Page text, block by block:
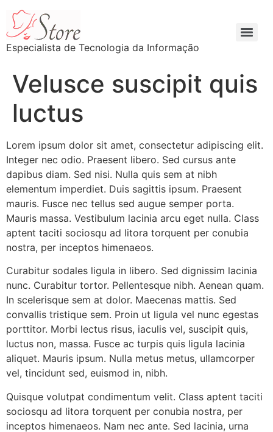
Especialista de Tecnologia da Informação
Velusce suscipit quis
luctus
Lorem ipsum dolor sit amet, consectetur adipiscing elit.
Integer nec odio. Praesent libero. Sed cursus ante
dapibus diam. Sed nisi. Nulla quis sem at nibh
elementum imperdiet. Duis sagittis ipsum. Praesent
mauris. Fusce nec tellus sed augue semper porta.
Mauris massa. Vestibulum lacinia arcu eget nulla. Class
aptent taciti sociosqu ad litora torquent per conubia
nostra, per inceptos himenaeos.
Curabitur sodales ligula in libero. Sed dignissim lacinia
nunc. Curabitur tortor. Pellentesque nibh. Aenean quam.
In scelerisque sem at dolor. Maecenas mattis. Sed
convallis tristique sem. Proin ut ligula vel nunc egestas
porttitor. Morbi lectus risus, iaculis vel, suscipit quis,
luctus non, massa. Fusce ac turpis quis ligula lacinia
aliquet. Mauris ipsum. Nulla metus metus, ullamcorper
vel, tincidunt sed, euismod in, nibh.
Quisque volutpat condimentum velit. Class aptent taciti
sociosqu ad litora torquent per conubia nostra, per
inceptos himenaeos. Nam nec ante. Sed lacinia, urna